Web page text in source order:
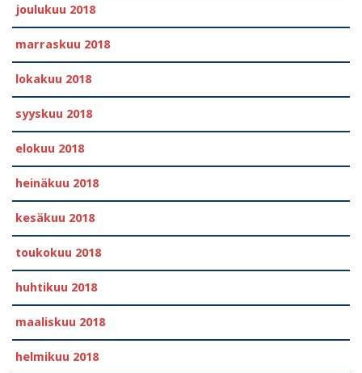
joulukuu 2018
marraskuu 2018
lokakuu 2018
syyskuu 2018
elokuu 2018
heinäkuu 2018
kesäkuu 2018
toukokuu 2018
huhtikuu 2018
maaliskuu 2018
helmikuu 2018